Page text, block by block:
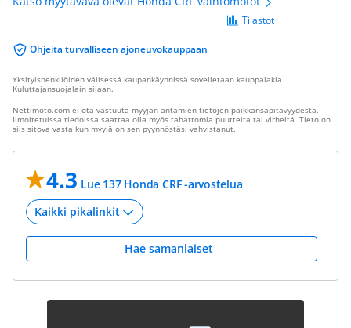
Ohjeita turvalliseen ajoneuvokauppaan
Tilastot
Yksityishenkilöiden välisessä kaupankäynnissä sovelletaan kauppalakia
Kuluttajansuojalain sijaan.
Nettimoto.com ei ota vastuuta myyjän antamien tietojen paikkansapitävyydestä.
Ilmoitetuissa tiedoissa saattaa olla myös tahattomia puutteita tai virheitä. Tieto on
siis sitova vasta kun myyjä on sen pyynnöstäsi vahvistanut.
4.3 Lue 137 Honda CRF -arvostelua
Hae samanlaiset